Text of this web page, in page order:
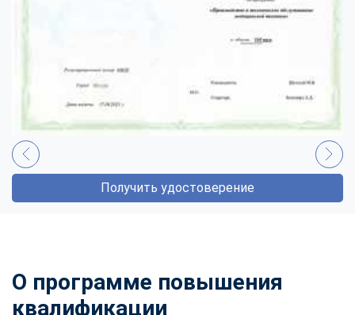
Получить удостоверение
О программе повышения
квалификации